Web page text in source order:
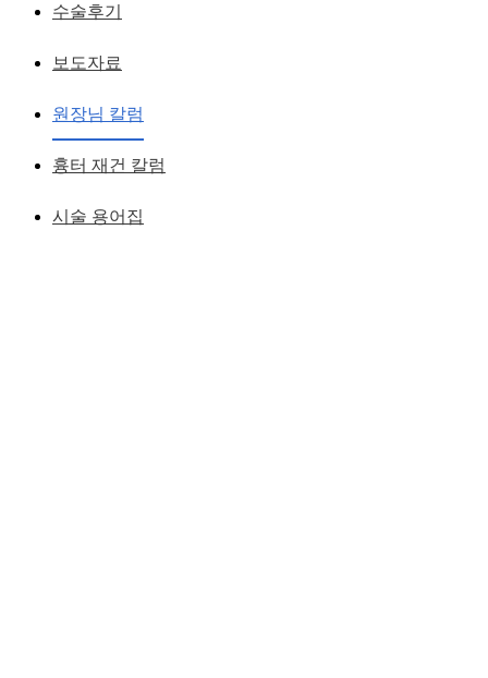
수술후기
보도자료
원장님 칼럼
흉터 재건 칼럼
시술 용어집
사나운 눈을 선하게 하고 크고 예쁜 효과
임의 결합
황성호 원장작성일2012.12.18